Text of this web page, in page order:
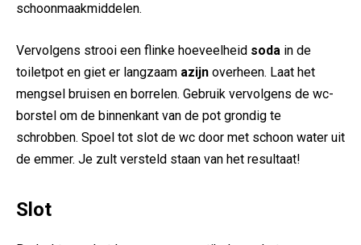
schoonmaakmiddelen.
Vervolgens strooi een flinke hoeveelheid soda in de
toiletpot en giet er langzaam azijn overheen. Laat het
mengsel bruisen en borrelen. Gebruik vervolgens de wc-
borstel om de binnenkant van de pot grondig te
schrobben. Spoel tot slot de wc door met schoon water uit
de emmer. Je zult versteld staan van het resultaat!
Slot